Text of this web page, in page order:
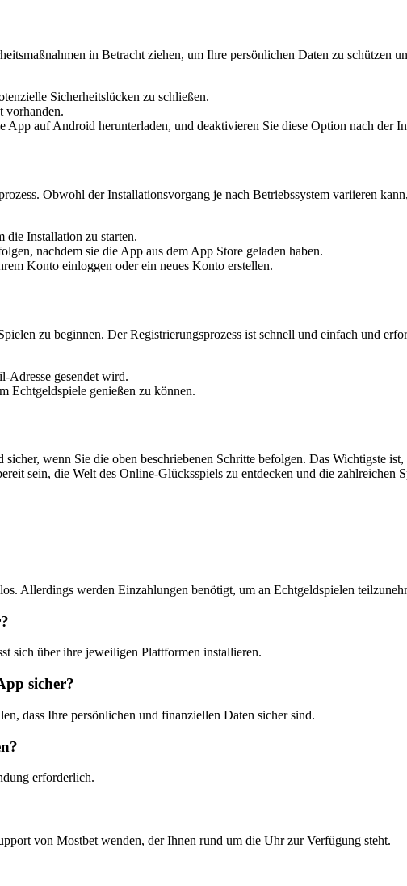
in Betracht ziehen, um Ihre persönlichen Daten zu schützen
Sicherheitslücken zu schließen.
vorhanden.
auf Android herunterladen, und deaktivieren Sie diese Option nach der
Obwohl der Installationsvorgang je nach Betriebssystem variieren
Installation zu starten.
nachdem sie die App aus dem App Store geladen haben.
Konto einloggen oder ein neues Konto erstellen.
zu beginnen. Der Registrierungsprozess ist schnell und einfach und
Adresse gesendet wird.
Echtgeldspiele genießen zu können.
wenn Sie die oben beschriebenen Schritte befolgen. Das Wichtigste
sein, die Welt des Online-Glücksspiels zu entdecken und die zahlreichen
Allerdings werden Einzahlungen benötigt, um an Echtgeldspielen
sich über ihre jeweiligen Plattformen installieren.
sicher?
dass Ihre persönlichen und finanziellen Daten sicher sind.
erforderlich.
von Mostbet wenden, der Ihnen rund um die Uhr zur Verfügung steht.